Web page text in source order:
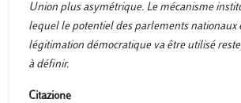
Union plus asymétrique. Le mécanisme
lequel le potentiel des parlements nationaux
légitimation démocratique va être utilisé
à définir.
Citazione